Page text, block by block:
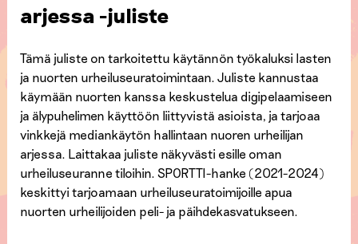
arjessa -juliste
Tämä juliste on tarkoitettu käytännön työkaluksi lasten
ja nuorten urheiluseuratoimintaan. Juliste kannustaa
käymään nuorten kanssa keskustelua digipelaamiseen
ja älypuhelimen käyttöön liittyvistä asioista, ja tarjoaa
vinkkejä mediankäytön hallintaan nuoren urheilijan
arjessa. Laittakaa juliste näkyvästi esille oman
urheiluseuranne tiloihin. SPORTTI-hanke (2021-2024)
keskittyi tarjoamaan urheiluseuratoimijoille apua
nuorten urheilijoiden peli- ja päihdekasvatukseen.